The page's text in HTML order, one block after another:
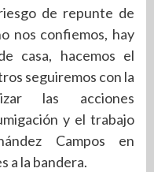
de repunte de
nos confiemos, hay
casa, hacemos el
seguiremos con la
las acciones
y el trabajo
Campos en
a la bandera.